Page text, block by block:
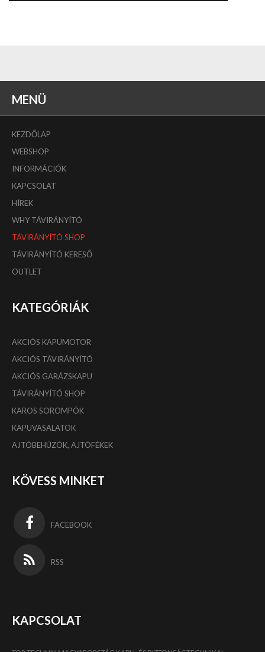
MENÜ
KEZDŐLAP
WEBSHOP
INFORMÁCIÓK
KAPCSOLAT
HÍREK
WHY TÁVIRÁNYÍTÓ
TÁVIRÁNYÍTÓ SHOP
TÁVIRÁNYÍTÓ KERESŐ
OUTLET
KATEGÓRIÁK
AKCIÓS KAPUMOTOR
AKCIÓS TÁVIRÁNYÍTÓ
AKCIÓS GARÁZSKAPU
TÁVIRÁNYÍTÓ SHOP
KAROS SOROMPÓK
KAPUVASALATOK
AJTÓBEHÚZÓK, AJTÓFÉKEK
KÖVESS MINKET
FACEBOOK
RSS
KAPCSOLAT